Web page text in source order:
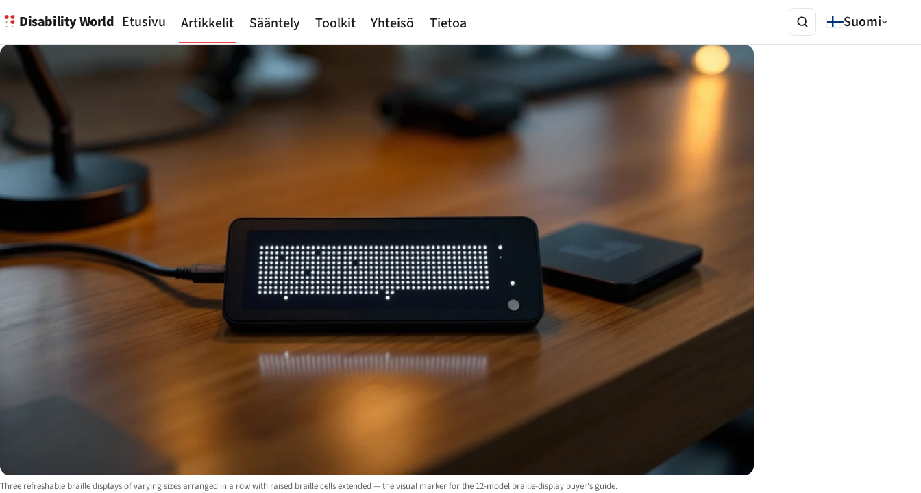
Disability World Etusivu Artikkelit Sääntely Toolkit Yhteisö Tietoa Suomi
Image description:
Three refreshable braille displays of varying sizes arranged in a row with raised braille cells extended — the visual marker for the 12-model braille-display buyer's guide.